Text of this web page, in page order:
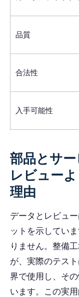
品質
合法性
入手可能性
部品とサー
レビュー
理由
データとレビュ
ットを示してい
りません。整備
が、実際のテス
界で使用し、そ
います。この実